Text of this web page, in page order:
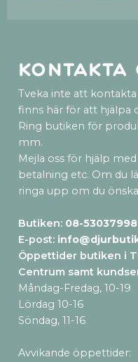
Kontakta
Tveka inte att
finns här för att hjälpa
Ring butiken för
mm.
Mejla oss för hjälp
betalning etc. Om du
ringa upp om du
Butiken: 08-53037998
E-post:
Öppettider butiken i
Centrum samt
Måndag-Fredag, 10-19
Lördag 10-16
Söndag, 11-16
Avvikande öppettider: